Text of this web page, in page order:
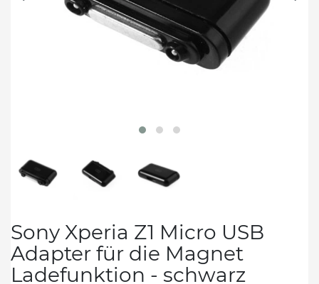
Sony Xperia Z1 Micro USB
Adapter für die Magnet
Ladefunktion - schwarz